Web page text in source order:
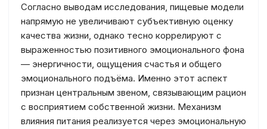
Согласно выводам исследования, пищевые модели
напрямую не увеличивают субъективную оценку
качества жизни, однако тесно коррелируют с
выраженностью позитивного эмоционального фона
— энергичности, ощущения счастья и общего
эмоционального подъёма. Именно этот аспект
признан центральным звеном, связывающим рацион
с восприятием собственной жизни. Механизм
влияния питания реализуется через эмоциональную